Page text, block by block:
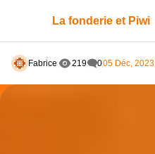
La fonderie et Piwi
Fabrice 219 005 Déc, 2023